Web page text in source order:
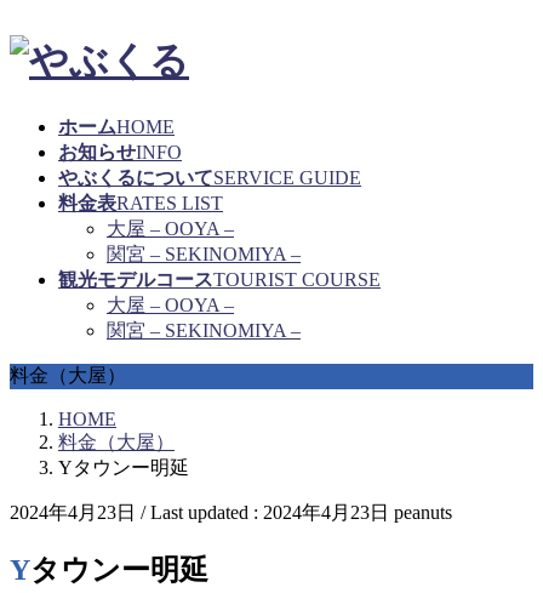
ホームHOME
お知らせINFO
やぶくるについてSERVICE GUIDE
料金表RATES LIST
大屋 – OOYA –
関宮 – SEKINOMIYA –
観光モデルコースTOURIST COURSE
大屋 – OOYA –
関宮 – SEKINOMIYA –
料金（大屋）
HOME
料金（大屋）
Yタウンー明延
2024年4月23日 / Last updated : 2024年4月23日 peanuts
Yタウンー明延